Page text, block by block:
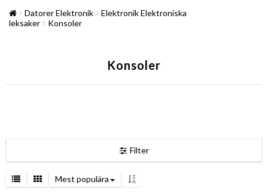
Datorer Elektronik
Elektronik Elektroniska
leksaker
Konsoler
Konsoler
Filter
Mest populära